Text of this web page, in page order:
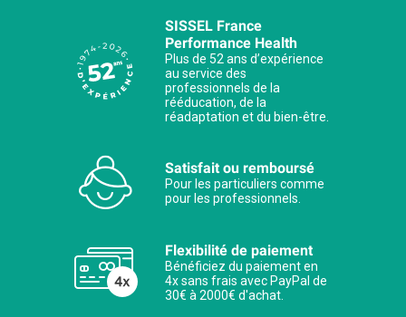
SISSEL France
Performance Health
Plus de 52 ans d’expérience
au service des
professionnels de la
rééducation, de la
réadaptation et du bien-être.
Satisfait ou remboursé
Pour les particuliers comme
pour les professionnels.
Flexibilité de paiement
Bénéficiez du paiement en
4x sans frais avec PayPal de
30€ à 2000€ d'achat.